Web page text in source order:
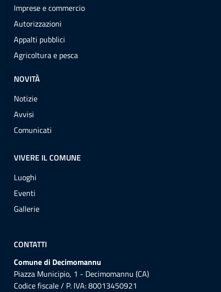
Imprese e commercio
Autorizzazioni
Appalti pubblici
Agricoltura e pesca
NOVITÀ
Notizie
Avvisi
Comunicati
VIVERE IL COMUNE
Luoghi
Eventi
Gallerie
CONTATTI
Comune di Decimomannu
Piazza Municipio, 1 - Decimomannu (CA)
Codice fiscale / P. IVA: 80013450921